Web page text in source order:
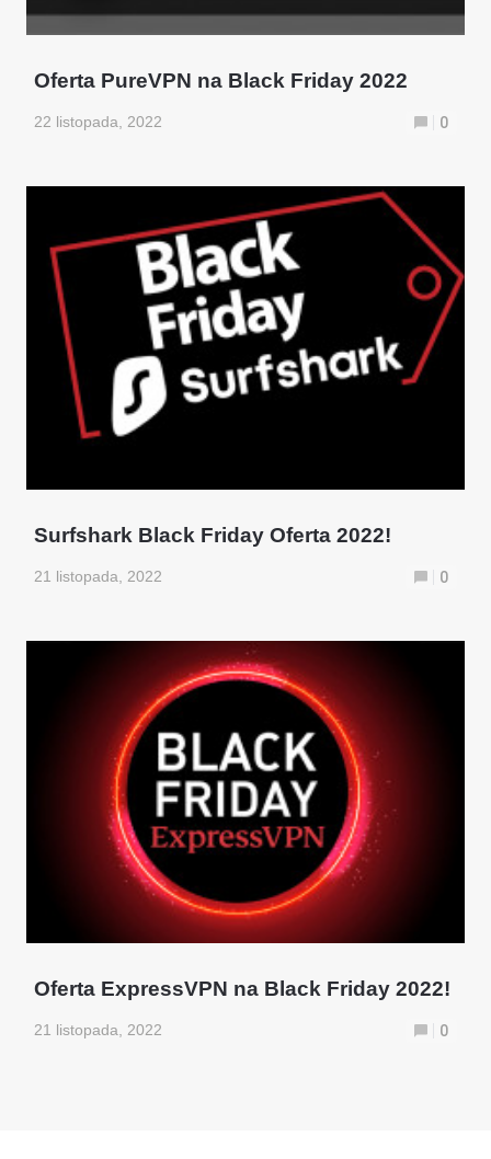
Oferta PureVPN na Black Friday 2022
22 listopada, 2022 0
Surfshark Black Friday Oferta 2022!
21 listopada, 2022 0
Oferta ExpressVPN na Black Friday 2022!
21 listopada, 2022 0